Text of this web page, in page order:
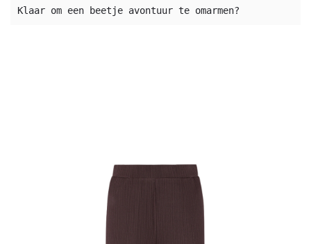
Klaar om een ​​beetje avontuur te omarmen?